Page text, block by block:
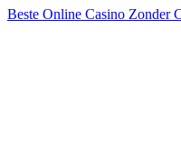
Beste Online Casino Zonder